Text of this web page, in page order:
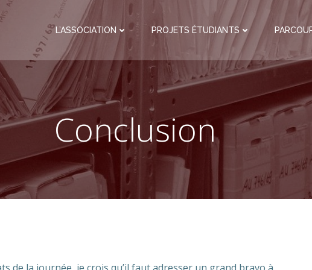
L’ASSOCIATION PROJETS ÉTUDIANTS
Conclusion